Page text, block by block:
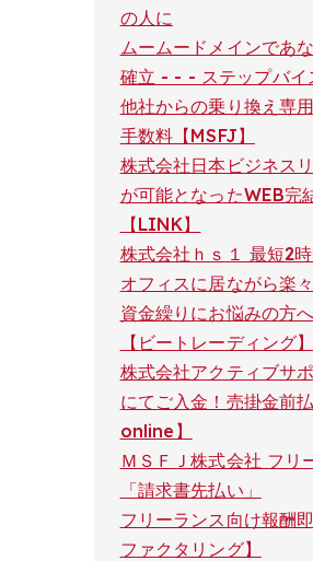
の人に
ムームードメインであ
確立 - - - ステップバイ
他社からの乗り換え専
手数料【MSFJ】
株式会社日本ビジネス
が可能となったWEB完
【LINK】
株式会社ｈｓ１ 最短2
オフィスに居ながら楽
資金繰りにお悩みの方
【ビートレーディング】
株式会社アクティブサ
にてご入金！売掛金前
online】
ＭＳＦＪ株式会社 フリ
「請求書先払い」
フリーランス向け報酬
ファクタリング】